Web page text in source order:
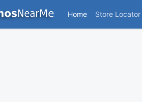
Home Store Locator